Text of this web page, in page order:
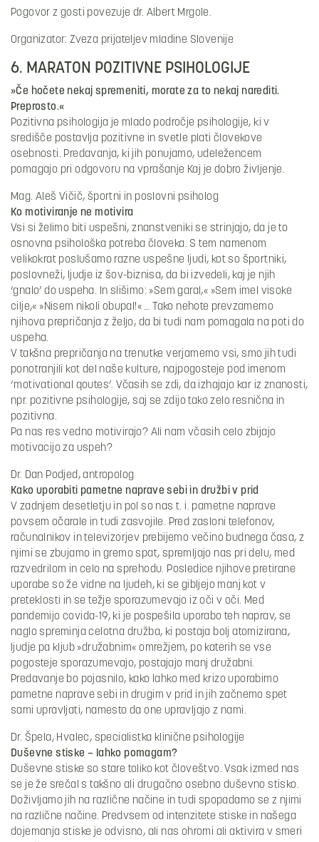
Pogovor z gosti povezuje dr. Albert Mrgole.
Organizator: Zveza prijateljev mladine Slovenije
6. MARATON POZITIVNE PSIHOLOGIJE
»Če hočete nekaj spremeniti, morate za to nekaj narediti.
Preprosto.«
Pozitivna psihologija je mlado področje psihologije, ki v
središče postavlja pozitivne in svetle plati človekove
osebnosti. Predavanja, ki jih ponujamo, udeležencem
pomagajo pri odgovoru na vprašanje Kaj je dobro življenje.
Mag. Aleš Vičič, športni in poslovni psiholog
Ko motiviranje ne motivira
Vsi si želimo biti uspešni, znanstveniki se strinjajo, da je to
osnovna psihološka potreba človeka. S tem namenom
velikokrat poslušamo razne uspešne ljudi, kot so športniki,
poslovneži, ljudje iz šov-biznisa, da bi izvedeli, kaj je njih
‘gnalo’ do uspeha. In slišimo: »Sem garal,« »Sem imel visoke
cilje,« »Nisem nikoli obupal!« … Tako nehote prevzamemo
njihova prepričanja z željo, da bi tudi nam pomagala na poti do
uspeha.
V takšna prepričanja na trenutke verjamemo vsi, smo jih tudi
ponotranjili kot del naše kulture, najpogosteje pod imenom
‘motivational qoutes’. Včasih se zdi, da izhajajo kar iz znanosti,
npr. pozitivne psihologije, saj se zdijo tako zelo resnična in
pozitivna.
Pa nas res vedno motivirajo? Ali nam včasih celo zbijajo
motivacijo za uspeh?
Dr. Dan Podjed, antropolog
Kako uporabiti pametne naprave sebi in družbi v prid
V zadnjem desetletju in pol so nas t. i. pametne naprave
povsem očarale in tudi zasvojile. Pred zasloni telefonov,
računalnikov in televizorjev prebijemo večino budnega časa, z
njimi se zbujamo in gremo spat, spremljajo nas pri delu, med
razvedrilom in celo na sprehodu. Posledice njihove pretirane
uporabe so že vidne na ljudeh, ki se gibljejo manj kot v
preteklosti in se težje sporazumevajo iz oči v oči. Med
pandemijo covida-19, ki je pospešila uporabo teh naprav, se
naglo spreminja celotna družba, ki postaja bolj atomizirana,
ljudje pa kljub »družabnim« omrežjem, po katerih se vse
pogosteje sporazumevajo, postajajo manj družabni.
Predavanje bo pojasnilo, kako lahko med krizo uporabimo
pametne naprave sebi in drugim v prid in jih začnemo spet
sami upravljati, namesto da one upravljajo z nami.
Dr. Špela, Hvalec, specialistka klinične psihologije
Duševne stiske – lahko pomagam?
Duševne stiske so stare toliko kot človeštvo. Vsak izmed nas
se je že srečal s takšno ali drugačno osebno duševno stisko.
Doživljamo jih na različne načine in tudi spopadamo se z njimi
na različne načine. Predvsem od intenzitete stiske in našega
dojemanja stiske je odvisno, ali nas ohromi ali aktivira v smeri